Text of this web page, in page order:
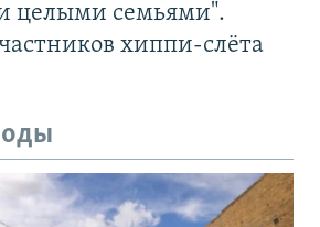
целыми семьями".
хиппи-слёта